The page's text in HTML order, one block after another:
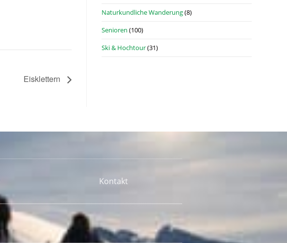
Eisklettern
Naturkundliche Wanderung(8)
Senioren (100)
Ski & Hochtour(31)
Kontakt